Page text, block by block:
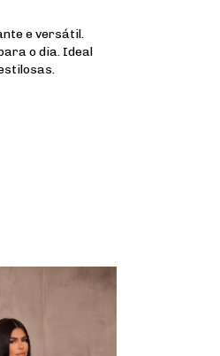
e versátil.
o dia. Ideal